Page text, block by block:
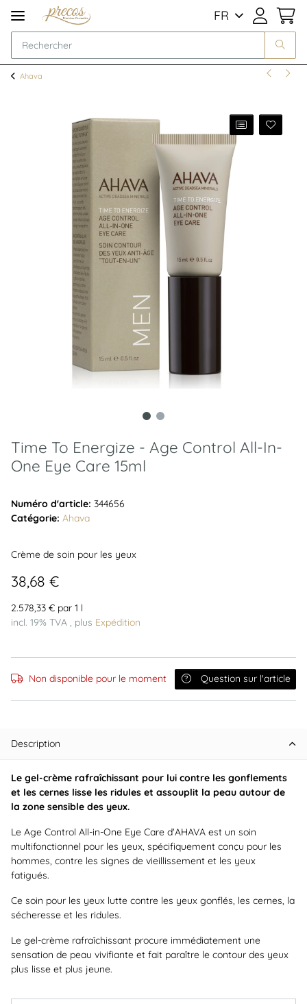
FR
Ahava
Time To Energize - Age Control All-In-
One Eye Care 15ml
Numéro d'article: 344656
Catégorie: Ahava
Crème de soin pour les yeux
38,68 €
2.578,33 € par 1 l
incl. 19% TVA , plus Expédition
Non disponible pour le moment Question sur l'article
Description
Le gel-crème rafraîchissant pour lui contre les gonflements
et les cernes lisse les ridules et assouplit la peau autour de
la zone sensible des yeux.
Le Age Control All-in-One Eye Care d'AHAVA est un soin
multifonctionnel pour les yeux, spécifiquement conçu pour les
hommes, contre les signes de vieillissement et les yeux
fatigués.
Ce soin pour les yeux lutte contre les yeux gonflés, les cernes, la
sécheresse et les ridules.
Le gel-crème rafraîchissant procure immédiatement une
sensation de peau vivifiante et fait paraître le contour des yeux
plus lisse et plus jeune.